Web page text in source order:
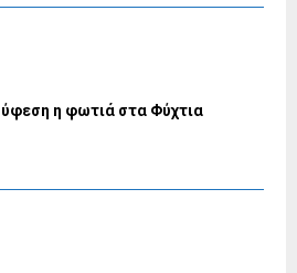
ύφεση η φωτιά στα Φύχτια